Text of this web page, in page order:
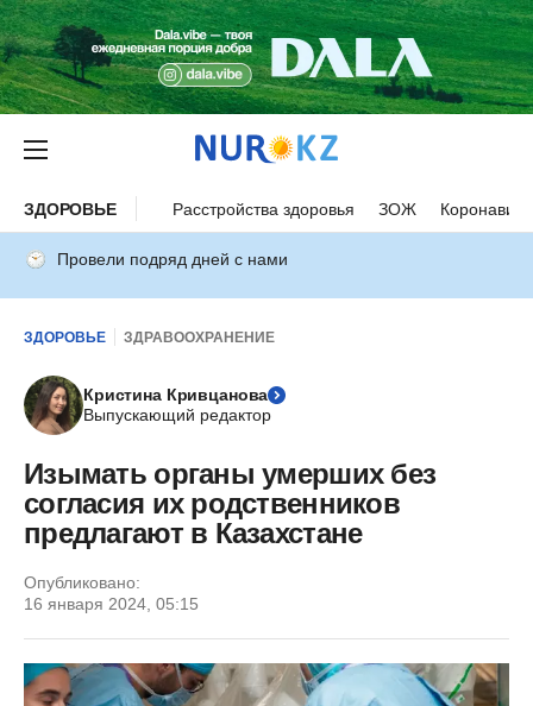
ЗДОРОВЬЕ Расстройства здоровья ЗОЖ
Провели подряд дней с нами
ЗДОРОВЬЕ ЗДРАВООХРАНЕНИЕ
Кристина Кривцанова
Выпускающий редактор
Изымать органы умерших без
согласия их родственников
предлагают в Казахстане
Опубликовано:
16 января 2024, 05:15